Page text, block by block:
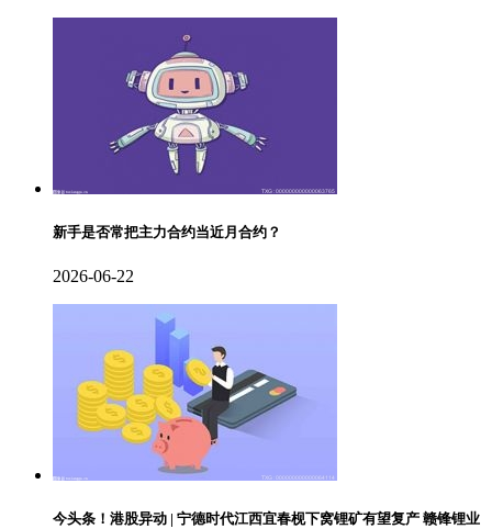
新手是否常把主力合约当近月合约？
2026-06-22
今头条！港股异动 | 宁德时代江西宜春枧下窝锂矿有望复产 赣锋锂业